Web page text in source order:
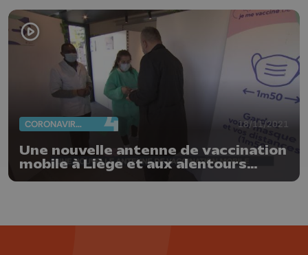
CORONAVIRUS 18/11/2021
Une nouvelle antenne de vaccination
mobile à Liège et aux alentours
jusque mi-décembre